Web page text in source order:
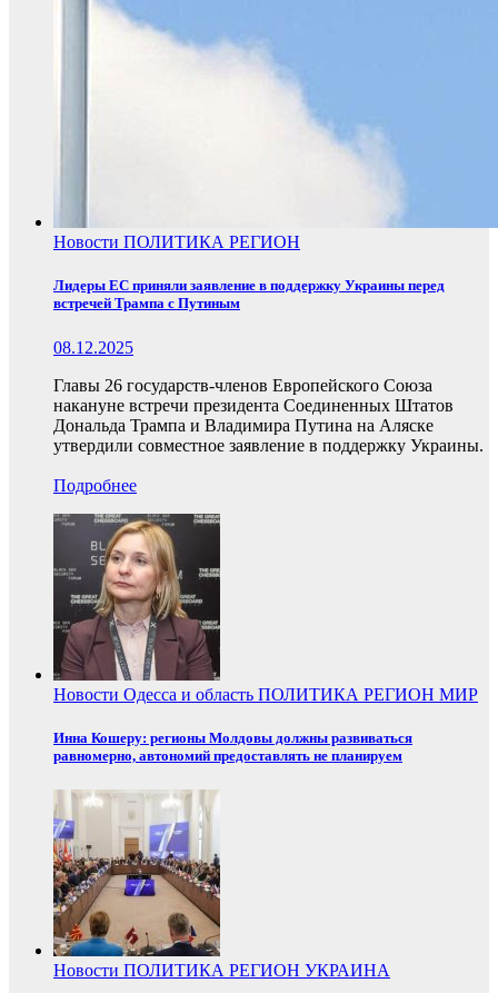
Новости ПОЛИТИКА РЕГИОН
Лидеры ЕС приняли заявление в поддержку Украины перед
встречей Трампа с Путиным
08.12.2025
Главы 26 государств-членов Европейского Союза
накануне встречи президента Соединенных Штатов
Дональда Трампа и Владимира Путина на Аляске
утвердили совместное заявление в поддержку Украины.
Подробнее
Новости Одесса и область ПОЛИТИКА РЕГИОН МИР
Инна Кошеру: регионы Молдовы должны развиваться
равномерно, автономий предоставлять не планируем
Новости ПОЛИТИКА РЕГИОН УКРАИНА